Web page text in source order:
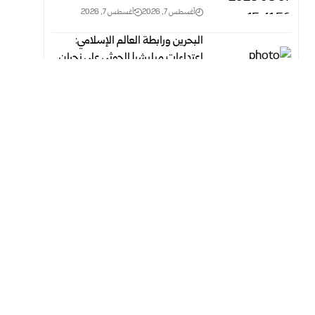
أغسطس 7, 2026 أغسطس 7, 2026
البحرين ورابطة العالم الإسلامي:
اعتداءات ميليشيا الحوثي على نجران